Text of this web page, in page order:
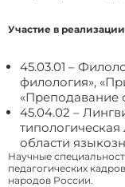
Участие в
45.03.01 –
филология»,
«Преподавание
45.04.02 –
области
Научные
педагогических
народов России.